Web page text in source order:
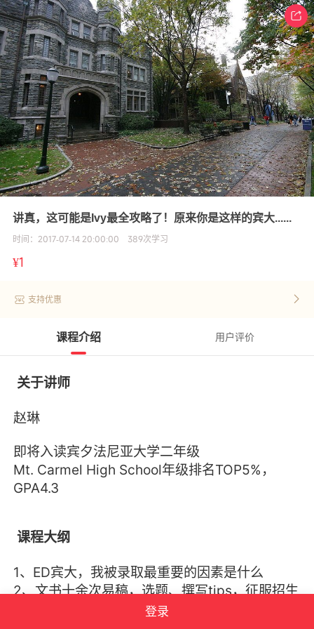
讲真，这可能是Ivy最全攻略了！原来你是这样的宾大......
时间： 2017-07-14 20:00:00 389次学习
¥1
支持优惠
课程介绍 用户评价
关于讲师
赵琳
即将入读宾夕法尼亚大学二年级
Mt. Carmel High School年级排名TOP5%，
GPA4.3
课程大纲
1、ED宾大，我被录取最重要的因素是什么
2、文书十余次易稿，选题、撰写tips，征服招生
登录